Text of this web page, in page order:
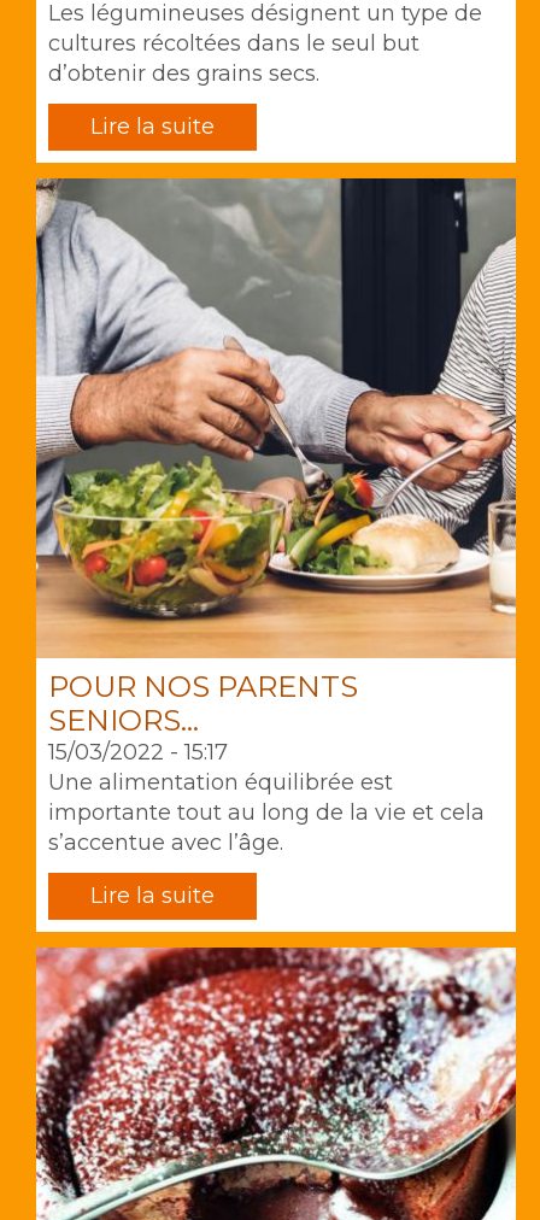
Les légumineuses désignent un type de
cultures récoltées dans le seul but
d’obtenir des grains secs.
Lire la suite
POUR NOS PARENTS
SENIORS…
15/03/2022 - 15:17
Une alimentation équilibrée est
importante tout au long de la vie et cela
s’accentue avec l’âge.
Lire la suite